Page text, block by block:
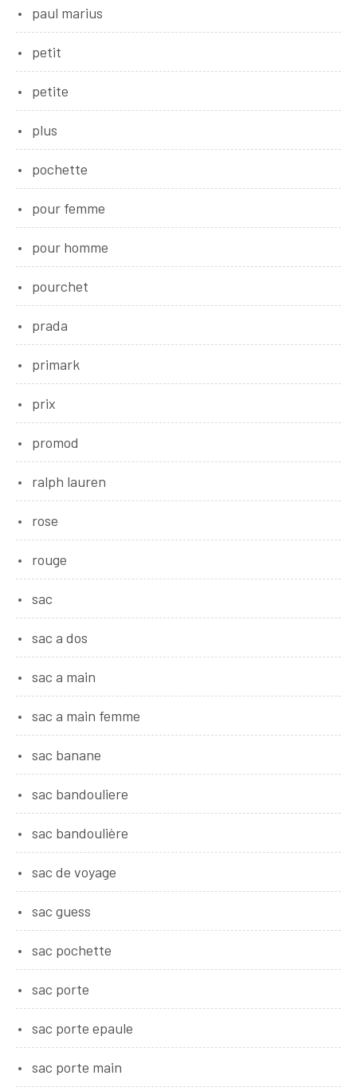
paul marius
petit
petite
plus
pochette
pour femme
pour homme
pourchet
prada
primark
prix
promod
ralph lauren
rose
rouge
sac
sac a dos
sac a main
sac a main femme
sac banane
sac bandouliere
sac bandoulière
sac de voyage
sac guess
sac pochette
sac porte
sac porte epaule
sac porte main